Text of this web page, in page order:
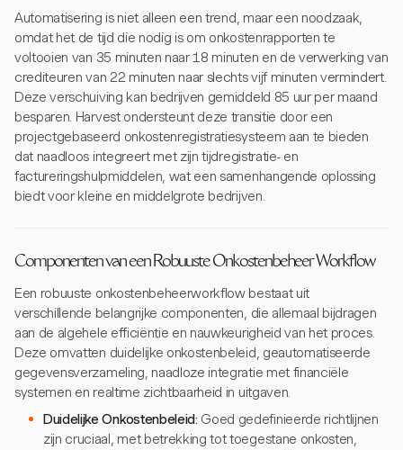
Automatisering is niet alleen een trend, maar een noodzaak,
omdat het de tijd die nodig is om onkostenrapporten te
voltooien van 35 minuten naar 18 minuten en de verwerking van
crediteuren van 22 minuten naar slechts vijf minuten vermindert.
Deze verschuiving kan bedrijven gemiddeld 85 uur per maand
besparen. Harvest ondersteunt deze transitie door een
projectgebaseerd onkostenregistratiesysteem aan te bieden
dat naadloos integreert met zijn tijdregistratie- en
factureringshulpmiddelen, wat een samenhangende oplossing
biedt voor kleine en middelgrote bedrijven.
Componenten van een Robuuste Onkostenbeheer Workflow
Een robuuste onkostenbeheerworkflow bestaat uit
verschillende belangrijke componenten, die allemaal bijdragen
aan de algehele efficiëntie en nauwkeurigheid van het proces.
Deze omvatten duidelijke onkostenbeleid, geautomatiseerde
gegevensverzameling, naadloze integratie met financiële
systemen en realtime zichtbaarheid in uitgaven.
Duidelijke Onkostenbeleid: Goed gedefinieerde richtlijnen
zijn cruciaal, met betrekking tot toegestane onkosten,